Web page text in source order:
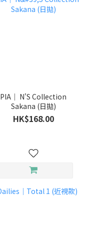
PIA｜ N'S Collection
Sakana (日拋)
HK$168.00